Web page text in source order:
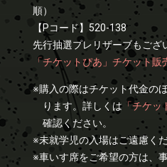
順）
【Pコード】520-138
先行抽選プレリザーブもござ
「チケットぴあ」チケット販
※購入の際はチケット代金の
ります。詳しくは 「チケ
確認ください。
※未就学児の入場はご遠慮く
※車いす席をご希望の方は、